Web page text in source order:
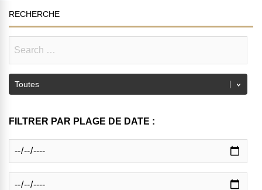
RECHERCHE
FILTRER PAR PLAGE DE DATE :